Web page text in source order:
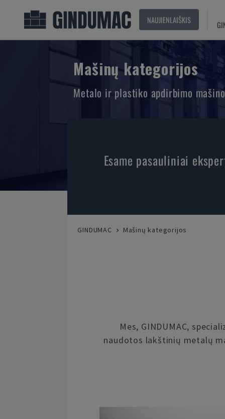
NAUJIENLAIŠKIS
Mašinų kategorijos
Metalo ir plastiko apdirbimo
Esame pasauliniai
GINDUMAC Mašinų kategorijos
Mes, GINDUMAC,
naudotos lakštinių metalų